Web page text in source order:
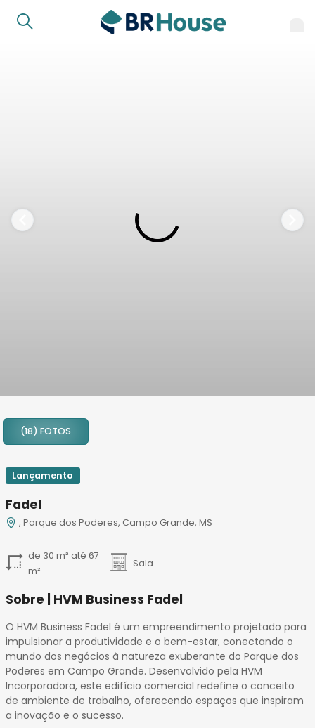
2
3
7
8
12
14
16
17
18
(18) FOTOS
Lançamento
Fadel
, Parque dos Poderes, Campo Grande, MS
de 30 m² até 67
m²
Sala
Sobre | HVM Business Fadel
O HVM Business Fadel é um empreendimento projetado para
impulsionar a produtividade e o bem-estar, conectando o
mundo dos negócios à natureza exuberante do Parque dos
Poderes em Campo Grande. Desenvolvido pela HVM
Incorporadora, este edifício comercial redefine o conceito
de ambiente de trabalho, oferecendo espaços que inspiram
a inovação e o sucesso.